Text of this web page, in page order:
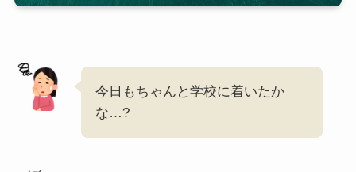
今日もちゃんと学校に着いたか
な…?